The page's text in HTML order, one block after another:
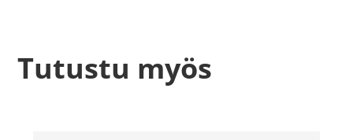
Tutustu myös